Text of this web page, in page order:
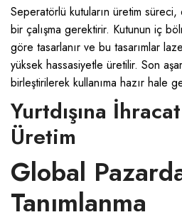
Seperatörlü kutuların üretim
bir çalışma gerektirir. Kutunun iç
göre tasarlanır ve bu tasarımlar
yüksek hassasiyetle üretilir. Son
birleştirilerek kullanıma hazır hale
Yurtdışına
Üretim
Global
Tanımlanma